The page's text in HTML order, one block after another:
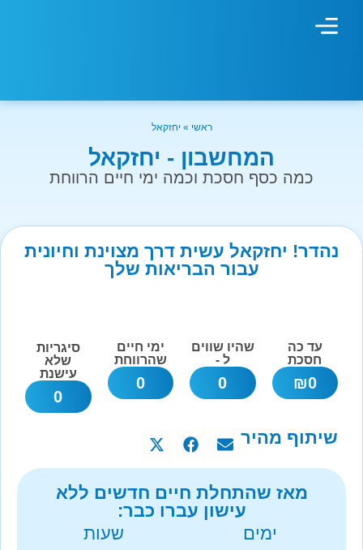
ראשי » יחזקאל
המחשבון - יחזקאל
כמה כסף חסכת וכמה ימי חיים הרווחת
נהדר! יחזקאל עשית דרך מצוינת וחיונית
עבור הבריאות שלך
עד כה
חסכת
0
₪
שהיו שווים
ל -
0
ימי חיים
שהרווחת
0
סיגריות
שלא
עישנת
0
שיתוף מהיר
מאז שהתחלת חיים חדשים ללא
עישון עברו כבר:
ימים
שעות